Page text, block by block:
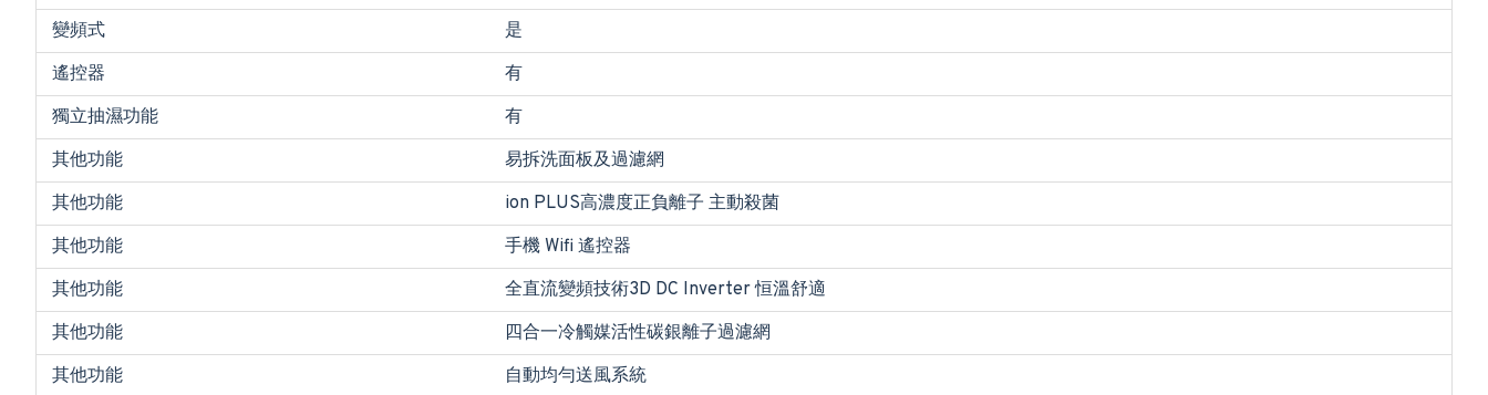
變頻式
是
遙控器
有
獨立抽濕功能
有
其他功能
易拆洗面板及過濾網
其他功能
ion PLUS高濃度正負離子 主動殺菌
其他功能
手機 Wifi 遙控器
其他功能
全直流變頻技術3D DC Inverter 恒溫舒適
其他功能
四合一冷觸媒活性碳銀離子過濾網
其他功能
自動均勻送風系統